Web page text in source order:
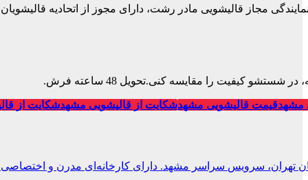
مجاز قالیشویی مادر رشت، دارای مجوز از اتحادیه
کیفیت را مقایسه کنی.تحویل 48 ساعته فرش.
مشهدقیمت قالیشویی مشهدشکایت از قالیشویی مشهدشکایت از
تهران، سرویس سراسر مشهد. دارای کارخانه‌ای مدرن و